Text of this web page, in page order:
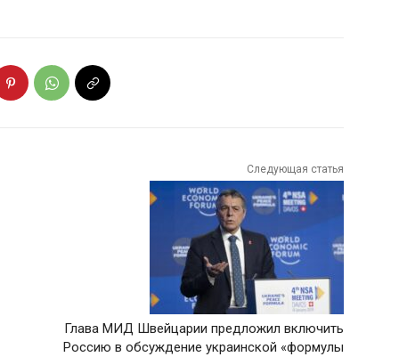
Следующая статья
Глава МИД Швейцарии предложил включить
Россию в обсуждение украинской «формулы